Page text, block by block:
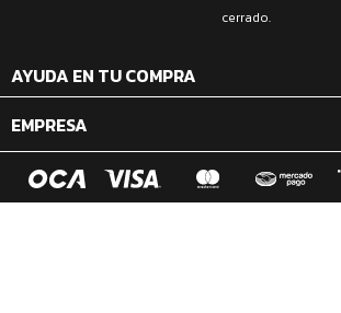
cerrado.
AYUDA EN TU COMPRA
EMPRESA